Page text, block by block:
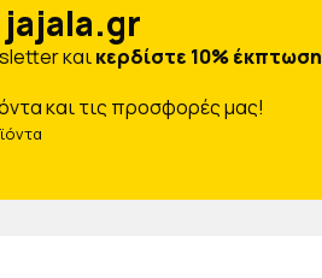
καικερδίστε 10% έκπτωση
και τις προσφορές μας!